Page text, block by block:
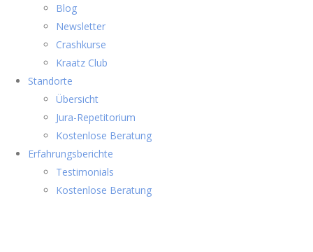
Blog
Newsletter
Crashkurse
Kraatz Club
Standorte
Übersicht
Jura-Repetitorium
Kostenlose Beratung
Erfahrungsberichte
Testimonials
Kostenlose Beratung